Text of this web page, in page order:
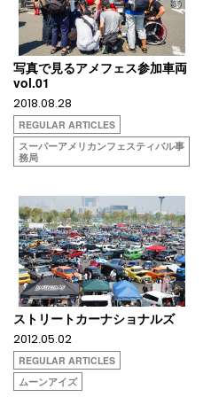
写真で見るアメフェス参加車両
vol.01
2018.08.28
REGULAR ARTICLES
スーパーアメリカンフェスティバル事
務局
ストリートカーナショナルズ
2012.05.02
REGULAR ARTICLES
ムーンアイズ